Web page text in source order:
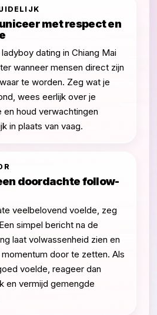
met respect en
dating in Chiang Mai
wanneer mensen direct zijn
te worden. Zeg wat je
wees eerlijk over je
en houd verwachtingen
in plaats van vaag.
doordachte follow-
veelbelovend voelde, zeg
simpel bericht na de
laat volwassenheid zien en
door te zetten. Als
voelde, reageer dan
en vermijd gemengde